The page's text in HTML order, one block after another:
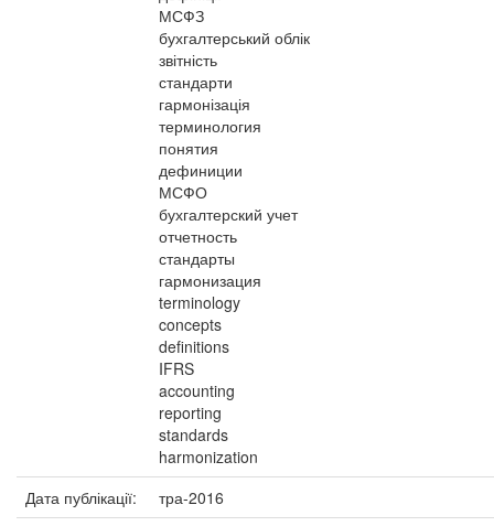
МСФЗ
бухгалтерський облік
звітність
стандарти
гармонізація
терминология
понятия
дефиниции
МСФО
бухгалтерский учет
отчетность
стандарты
гармонизация
terminology
concepts
definitions
IFRS
accounting
reporting
standards
harmonization
Дата публікації:
тра-2016